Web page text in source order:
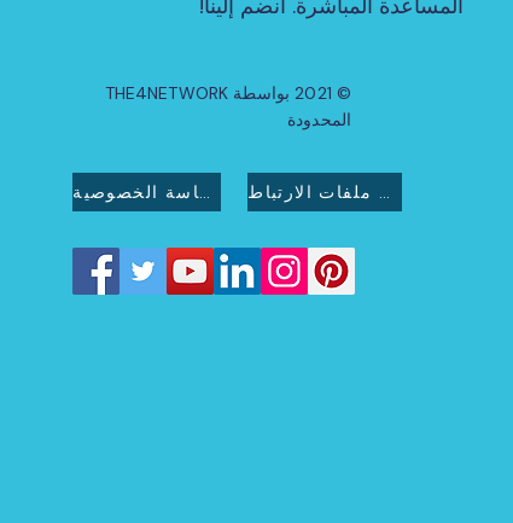
المساعدة المباشرة. انضم إلينا!
© 2021 بواسطة THE4NETWORK
المحدودة
سياسة الخصوصية سياسة ملفات الارتباط